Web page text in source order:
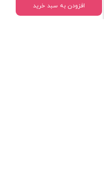
افزودن به سبد خرید